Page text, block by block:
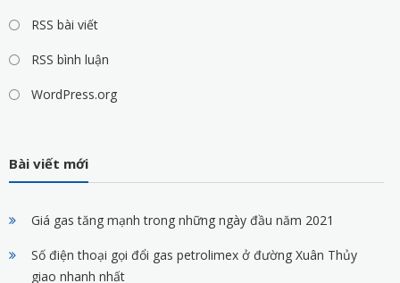
RSS bài viết
RSS bình luận
WordPress.org
Bài viết mới
Giá gas tăng mạnh trong những ngày đầu năm 2021
Số điện thoại gọi đổi gas petrolimex ở đường Xuân Thủy
giao nhanh nhất